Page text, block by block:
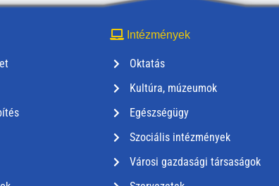
Intézmények
Oktatás
Kultúra, múzeumok
Egészségügy
Szociális intézmények
Városi gazdasági társaságok